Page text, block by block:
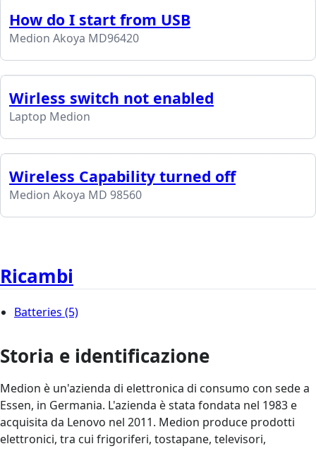
How do I start from USB
Medion Akoya MD96420
Wirless switch not enabled
Laptop Medion
Wireless Capability turned off
Medion Akoya MD 98560
Ricambi
Batteries (5)
Storia e identificazione
Medion è un'azienda di elettronica di consumo con sede a
Essen, in Germania. L'azienda è stata fondata nel 1983 e
acquisita da Lenovo nel 2011. Medion produce prodotti
elettronici, tra cui frigoriferi, tostapane, televisori,